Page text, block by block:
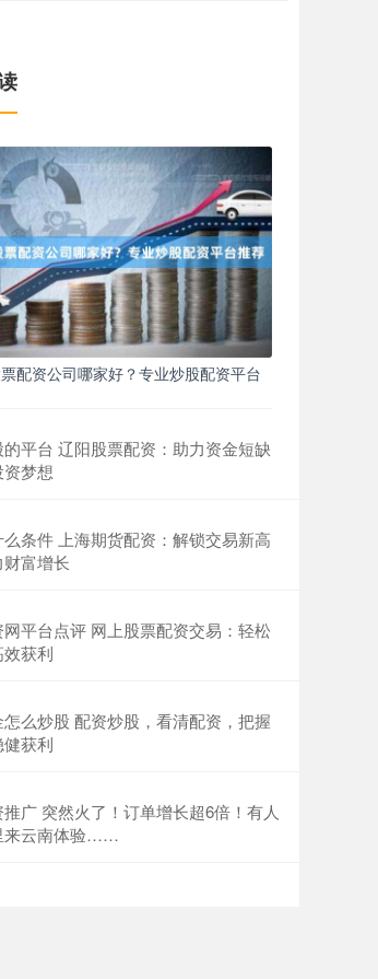
配资公司哪家好？专业炒股配资平台
平台 辽阳股票配资：助力资金短缺
梦想
条件 上海期货配资：解锁交易新高
富增长
平台点评 网上股票配资交易：轻松
获利
么炒股 配资炒股，看清配资，把握
获利
广 突然火了！订单增长超6倍！有人
来云南体验……